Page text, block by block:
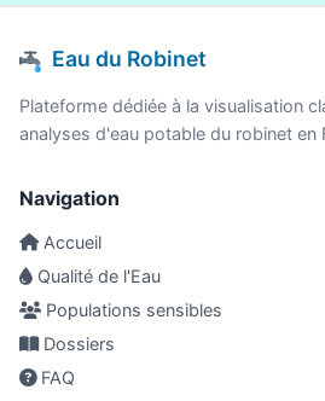
Eau du Robinet
Plateforme dédiée à la visualisation
analyses d'eau potable du robinet en
Navigation
Accueil
Qualité de l'Eau
Populations sensibles
Dossiers
FAQ